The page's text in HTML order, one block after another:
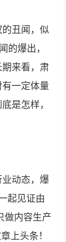
丑闻，似
的爆出，
来看，肃
一定体量
是怎样，
动态，爆
起见证由
做内容生产
上头条！